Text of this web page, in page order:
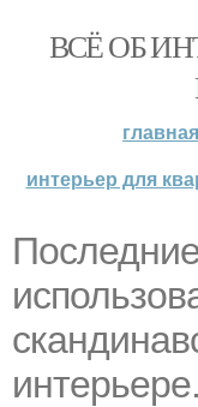
ВСЁ ОБ
главная
интерьер для
интерьере.